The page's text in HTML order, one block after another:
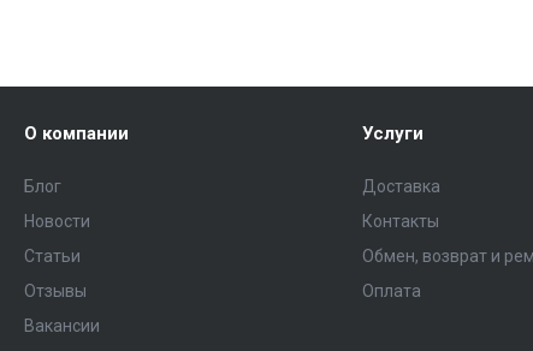
О компании
Блог
Новости
Статьи
Отзывы
Вакансии
Услуги
Доставка
Контакты
Обмен, возврат и
Оплата